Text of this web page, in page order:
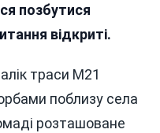
позбутися
відкриті.
траси М21
поблизу села
розташоване